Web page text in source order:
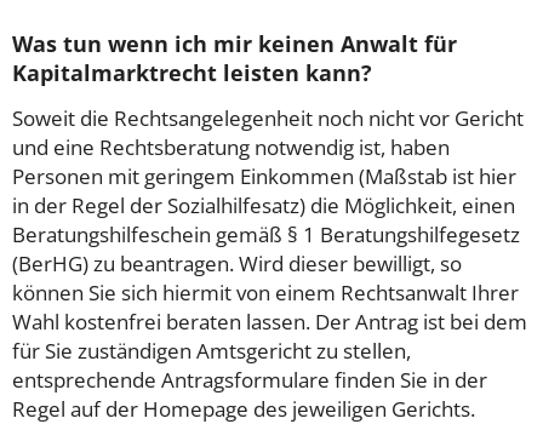
Was tun wenn ich mir keinen Anwalt für
Kapitalmarktrecht leisten kann?
Soweit die Rechtsangelegenheit noch nicht vor Gericht
und eine Rechtsberatung notwendig ist, haben
Personen mit geringem Einkommen (Maßstab ist hier
in der Regel der Sozialhilfesatz) die Möglichkeit, einen
Beratungshilfeschein gemäß § 1 Beratungshilfegesetz
(BerHG) zu beantragen. Wird dieser bewilligt, so
können Sie sich hiermit von einem Rechtsanwalt Ihrer
Wahl kostenfrei beraten lassen. Der Antrag ist bei dem
für Sie zuständigen Amtsgericht zu stellen,
entsprechende Antragsformulare finden Sie in der
Regel auf der Homepage des jeweiligen Gerichts.